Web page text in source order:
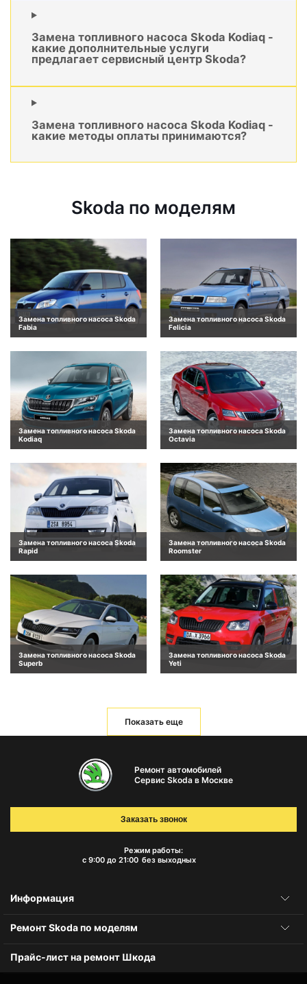
Замена топливного насоса Skoda Kodiaq -
какие дополнительные услуги
предлагает сервисный центр Skoda?
Замена топливного насоса Skoda Kodiaq -
какие методы оплаты принимаются?
Skoda по моделям
Замена топливного насоса Skoda
Fabia
Замена топливного насоса Skoda
Felicia
Замена топливного насоса Skoda
Kodiaq
Замена топливного насоса Skoda
Octavia
Замена топливного насоса Skoda
Rapid
Замена топливного насоса Skoda
Roomster
Замена топливного насоса Skoda
Superb
Замена топливного насоса Skoda
Yeti
Показать еще
Ремонт автомобилей
Сервис Skoda в Москве
Режим работы:
с 9:00 до 21:00 без выходных
Заказать звонок
Информация
Ремонт Skoda по моделям
Прайс-лист на ремонт Шкода